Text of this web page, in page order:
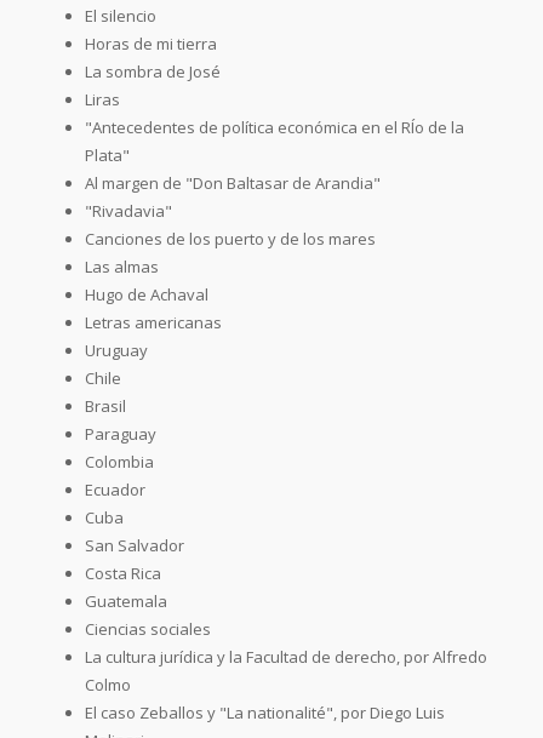
El silencio
Horas de mi tierra
La sombra de José
Liras
"Antecedentes de política económica en el RÍo de la
Plata"
Al margen de "Don Baltasar de Arandia"
"Rivadavia"
Canciones de los puerto y de los mares
Las almas
Hugo de Achaval
Letras americanas
Uruguay
Chile
Brasil
Paraguay
Colombia
Ecuador
Cuba
San Salvador
Costa Rica
Guatemala
Ciencias sociales
La cultura jurídica y la Facultad de derecho, por Alfredo
Colmo
El caso Zeballos y "La nationalité", por Diego Luis